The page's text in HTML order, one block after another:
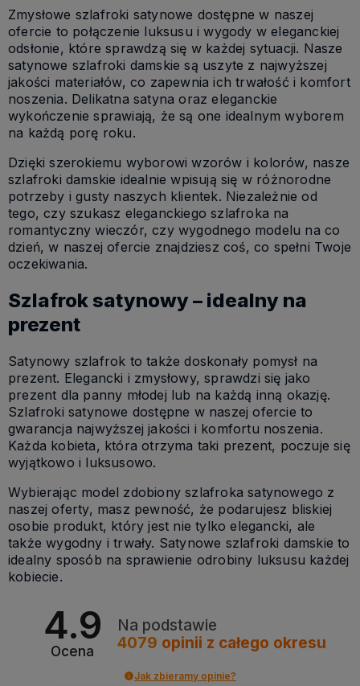
Zmysłowe szlafroki satynowe dostępne w naszej
ofercie to połączenie luksusu i wygody w eleganckiej
odsłonie, które sprawdzą się w każdej sytuacji. Nasze
satynowe szlafroki damskie są uszyte z najwyższej
jakości materiałów, co zapewnia ich trwałość i komfort
noszenia. Delikatna satyna oraz eleganckie
wykończenie sprawiają, że są one idealnym wyborem
na każdą porę roku.
Dzięki szerokiemu wyborowi wzorów i kolorów, nasze
szlafroki damskie idealnie wpisują się w różnorodne
potrzeby i gusty naszych klientek. Niezależnie od
tego, czy szukasz eleganckiego szlafroka na
romantyczny wieczór, czy wygodnego modelu na co
dzień, w naszej ofercie znajdziesz coś, co spełni Twoje
oczekiwania.
Szlafrok satynowy – idealny na
prezent
Satynowy szlafrok to także doskonały pomysł na
prezent. Elegancki i zmysłowy, sprawdzi się jako
prezent dla panny młodej lub na każdą inną okazję.
Szlafroki satynowe dostępne w naszej ofercie to
gwarancja najwyższej jakości i komfortu noszenia.
Każda kobieta, która otrzyma taki prezent, poczuje się
wyjątkowo i luksusowo.
Wybierając model zdobiony szlafroka satynowego z
naszej oferty, masz pewność, że podarujesz bliskiej
osobie produkt, który jest nie tylko elegancki, ale
także wygodny i trwały. Satynowe szlafroki damskie to
idealny sposób na sprawienie odrobiny luksusu każdej
kobiecie.
4.9
Ocena
Na podstawie
4079 opinii z całego okresu
Jak zbieramy opinie?